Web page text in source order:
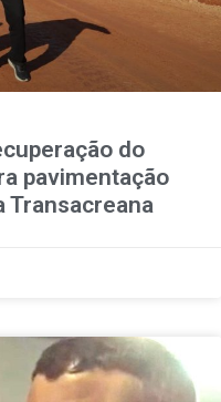
do
pavimentação
Transacreana